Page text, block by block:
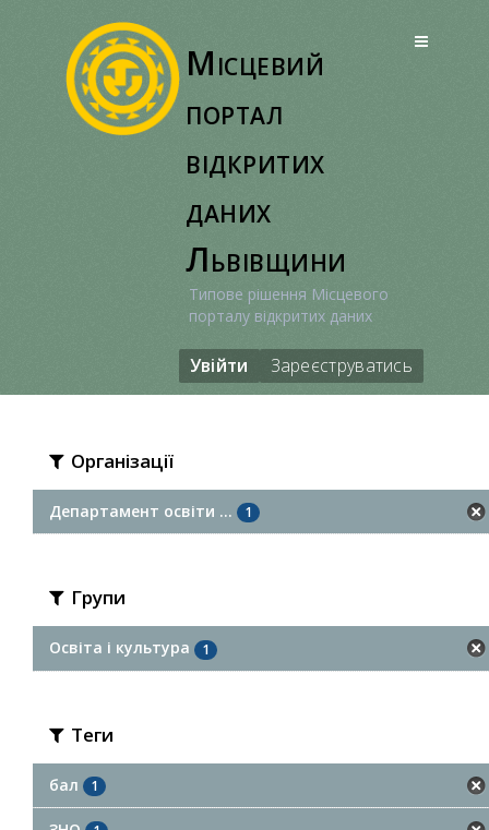
Місцевий
портал
відкритих
даних
Львівщини
Типове рішення Місцевого
порталу відкритих даних
Увійти Зареєструватись
Організації
Департамент освіти ... 1
Групи
Освіта і культура 1
Теги
бал 1